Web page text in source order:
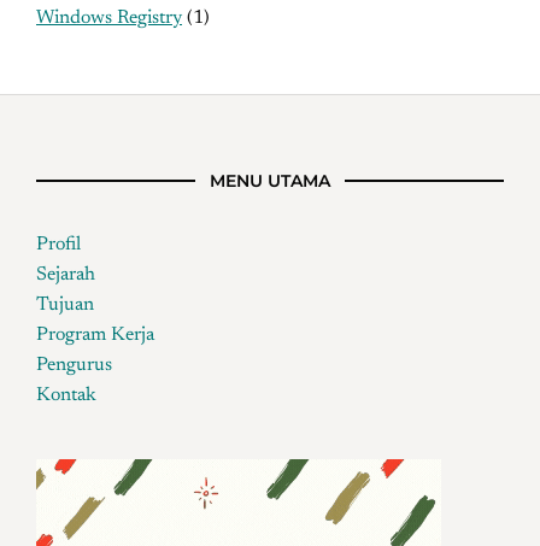
Windows Registry (1)
MENU UTAMA
Profil
Sejarah
Tujuan
Program Kerja
Pengurus
Kontak